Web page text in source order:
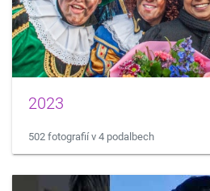
2023
502 fotografií v 4 podalbech